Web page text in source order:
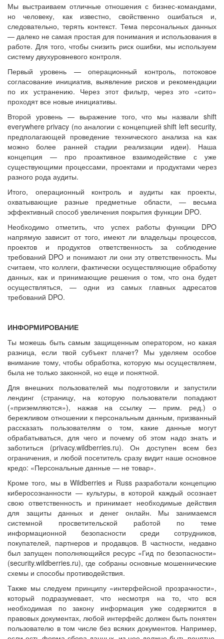
Мы выстраиваем отличные отношения с бизнес-командами,
но человеку, как известно, свойственно ошибаться и,
следовательно, терять контекст. Тема персональных данных
— далеко не самая простая для понимания и использования в
работе. Для того, чтобы снизить риск ошибки, мы используем
систему двухуровневого контроля.
Первый уровень — операционный контроль, потоковое
согласование инициатив, выявление рисков и рекомендации
по их устранению. Через этот фильтр, через это «сито»
проходят все новые инициативы.
Второй уровень — выражение того, что мы назвали shift
everywhere privacy (по аналогии с концепцией shift left security,
предполагающей проведение технического анализа на как
можно более ранней стадии реализации идеи). Наша
концепция — про проактивное взаимодействие с уже
существующими процессами, проектами и продуктами через
разного рода аудиты.
Итого, операционный контроль и аудиты как проекты,
охватывающие разные предметные области, — весьма
эффективный способ увеличения покрытия функции DPO.
Необходимо отметить, что успех работы функции DPO
напрямую зависит от того, имеют ли владельцы процессов,
проектов и продуктов ответственность за соблюдение
требований DPO и понимают ли они эту ответственность. Мы
считаем, что коллеги, фактически осуществляющие обработку
данных, как и принимающие решения о том, что она будет
осуществляться, — одни из самых главных адресатов
требований DPO.
ИНФОРМИРОВАНИЕ
Ты можешь быть самым защищенным оператором, но какая
разница, если твой субъект плачет? Мы уделяем особое
внимание тому, чтобы обработка, которую мы осуществляем,
была не только законной, но еще и понятной.
Для внешних пользователей мы подготовили и запустили
лендинг (страницу, на которую пользователи попадают
(«приземляются»), нажав на ссылку — прим. ред.) о
бережливом отношении к персональным данным, призванный
рассказать пользователям о том, какие данные могут
обрабатываться, для чего и почему об этом надо знать и
заботиться (privacy.wildberries.ru). Он доступен всем без
ограничения, и любой посетитель сразу видит наше основное
кредо: «Персональные данные — не товар».
Кроме того, мы в Wildberries и Russ разработали концепцию
киберосознанности — культуры, в которой каждый осознает
свою ответственность и принимает необходимые действия
для защиты данных и денег онлайн. Мы занимаемся
системной просветительской работой по теме
информационной безопасности среди сотрудников,
покупателей, партнеров и продавцов. В частности, недавно
был запущен пополняющийся ресурс «Гид по безопасности»
(security.wildberries.ru), где собраны основные мошеннические
схемы и способы противодействия.
Также мы следуем принципу «интерфейсной прозрачности»,
который подразумевает, что несмотря на то, что вся
необходимая по закону информация уже содержится в
правовых документах, любой интерфейс должен быть понятен
пользователю в том числе без всяких документов. Например,